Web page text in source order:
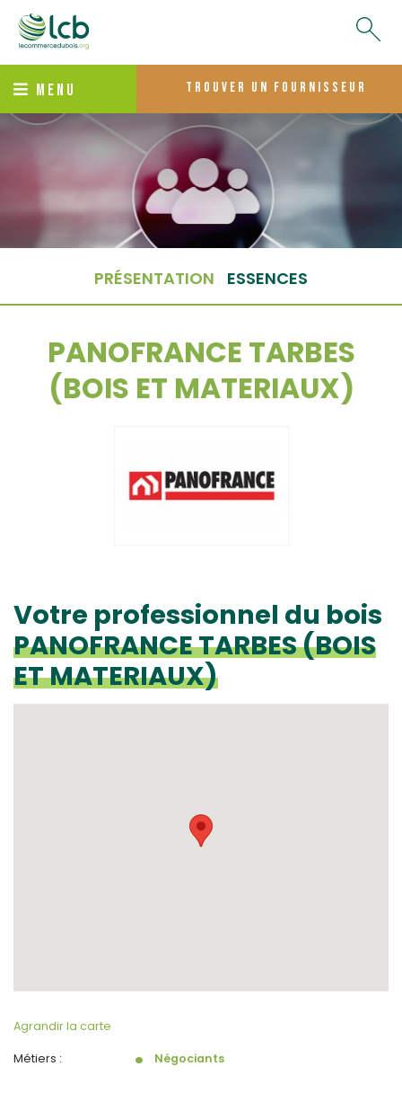
MENU trouver un fournisseur
PRÉSENTATION ESSENCES
PANOFRANCE TARBES
(BOIS ET MATERIAUX)
Votre professionnel du bois
PANOFRANCE TARBES (BOIS
ET MATERIAUX)
Agrandir la carte
Métiers : Négociants